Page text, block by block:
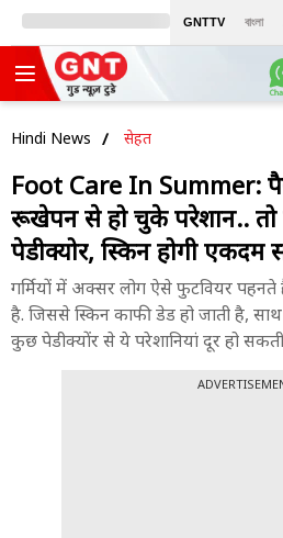
GNTTV বাংলা
Hindi News सेहत
Foot Care In Summer:
रूखेपन से हो चुके परेशान.. तो
पेडीक्योर, स्किन होगी एकदम
गर्मियों में अक्सर लोग ऐसे फुटवियर
है. जिससे स्किन काफी डेड हो जाती है,
कुछ पेडीक्योंर से ये परेशानियां दूर हो